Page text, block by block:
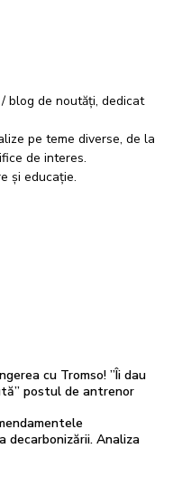
blog de noutăți, dedicat
pe teme diverse, de la
de interes.
și educație.
cu Tromso! ”Îi dau
postul de antrenor
decarbonizării. Analiza